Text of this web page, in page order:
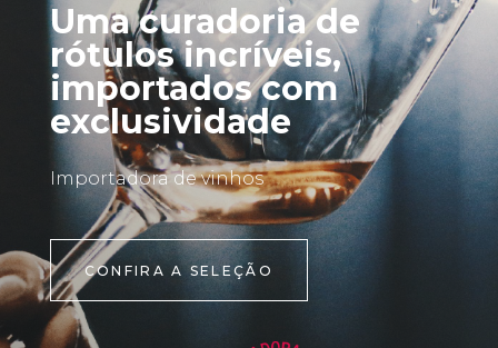
Uma curadoria de
rótulos incríveis,
importados com
exclusividade
Importadora de vinhos
CONFIRA A SELEÇÃO